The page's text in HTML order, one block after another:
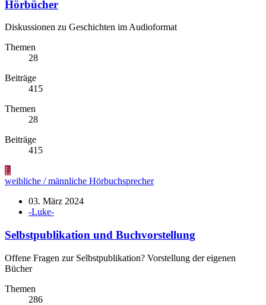
Hörbücher
Diskussionen zu Geschichten im Audioformat
Themen
28
Beiträge
415
Themen
28
Beiträge
415
L
weibliche / männliche Hörbuchsprecher
03. März 2024
-Luke-
Selbstpublikation und Buchvorstellung
Offene Fragen zur Selbstpublikation? Vorstellung der eigenen
Bücher
Themen
286